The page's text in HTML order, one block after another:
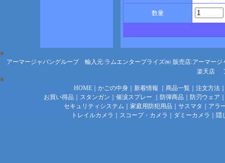
数量
アーマージャパングループ 輸入元:ラムエンタープライズ㈱ 販売店:アーマージ
楽天店
HOME｜ かごの中身｜ 新着情報 商品一覧｜ 注文方法
お買い得品
スタンガン 催涙スプレー 防弾商品 防刃ウェア
セキュリティシステム
家庭用防犯用品 サスマタ
アラ
トレイルカメラ
スコープ・カメラ ダミーカメラ 隠